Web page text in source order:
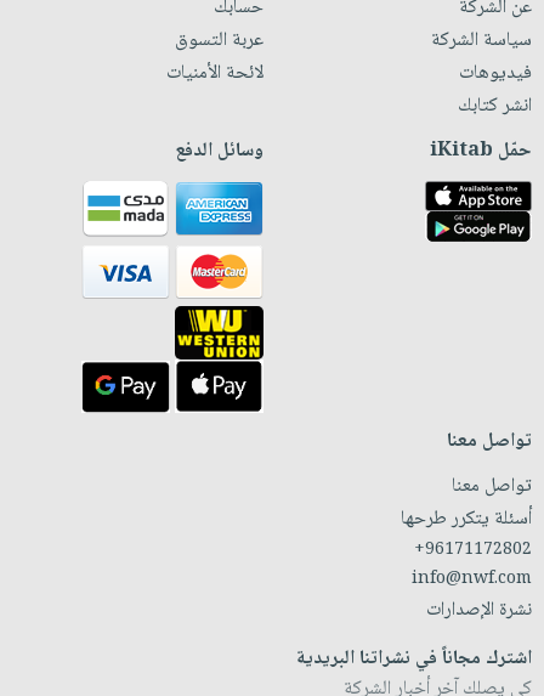
عن الشركة
سياسة الشركة
فيديوهات
انشر كتابك
حسابك
عربة التسوق
لائحة الأمنيات
حمّل iKitab وسائل الدفع
تواصل معنا
تواصل معنا
أسئلة يتكرر طرحها
+96171172802
info@nwf.com
نشرة الإصدارات
اشترك مجاناً في نشراتنا البريدية